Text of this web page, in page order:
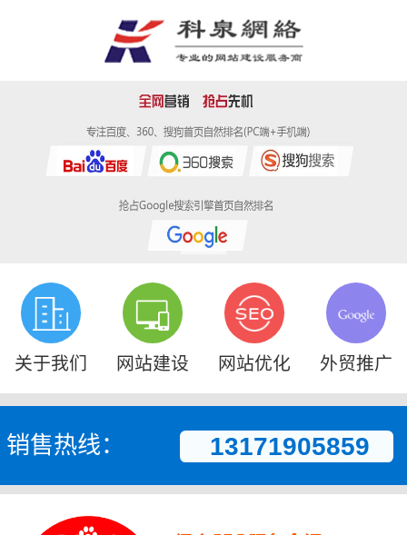
关于我们 网站建设 网站优化 外贸推广
销售热线： 13171905859